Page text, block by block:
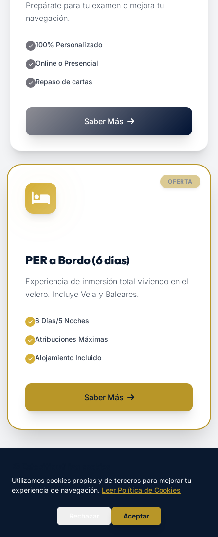
Prepárate para tu examen o mejora tu
navegación.
100% Personalizado
Online o Presencial
Repaso de cartas
Saber Más
sobre Clases Particulares
OFERTA
PER a Bordo (6 días)
Experiencia de inmersión total viviendo en el
velero. Incluye Vela y Baleares.
6 Días/5 Noches
Atribuciones Máximas
Alojamiento Incluido
Saber Más
sobre PER a Bordo (6 días)
Servicios Náuticos
Soluciones integrales para tu embarcación y
Utilizamos cookies propias y de terceros para mejorar tu
experiencia de navegación. Leer Política de Cookies
Aceptar